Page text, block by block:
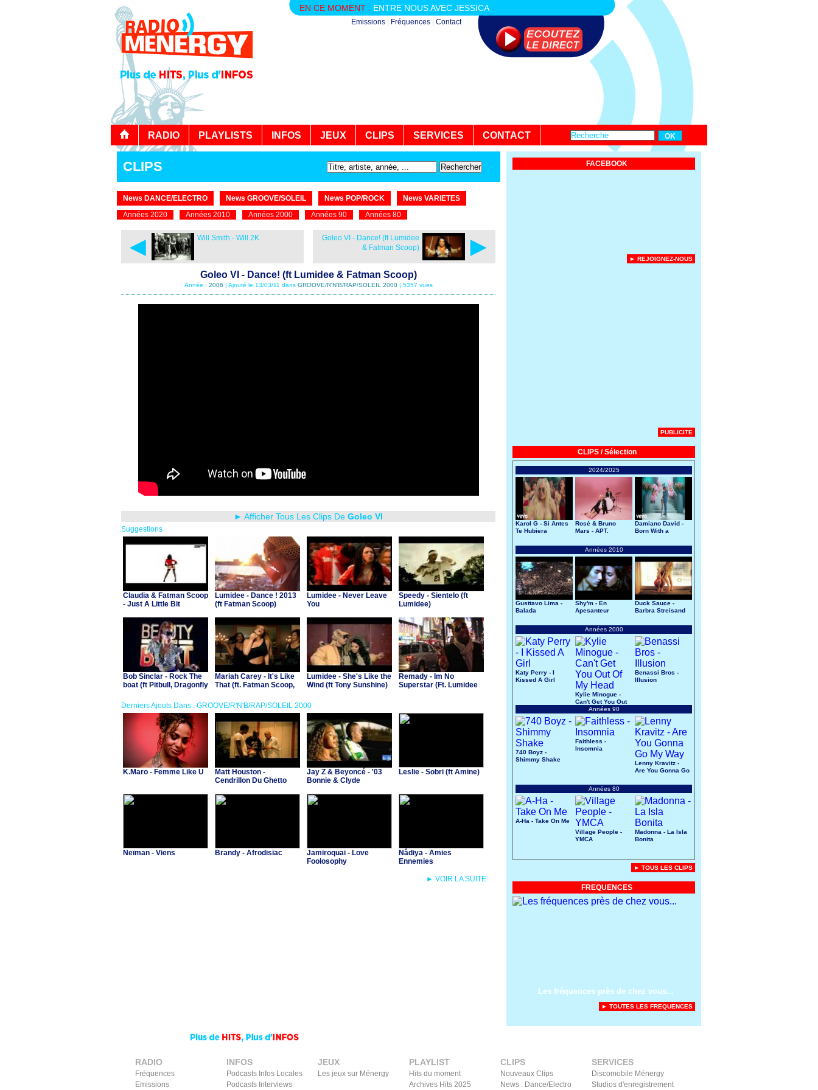
EN CE MOMENT : ENTRE NOUS AVEC JESSICA
Emissions Fréquences Contact
RADIO PLAYLISTS INFOS JEUX CLIPS SERVICES CONTACT
CLIPS
News DANCE/ELECTRO News GROOVE/SOLEIL News POP/ROCK
News VARIETES
Années 2020
Années 2010 Années 2000 Années 90 Années 80
◄ Will Smith - Will 2K ►
Goleo VI - Dance! (ft Lumidee
& Fatman Scoop)
Goleo VI - Dance! (ft Lumidee & Fatman Scoop)
Année : 2006 | Ajouté le 13/03/11 dans GROOVE/R'N'B/RAP/SOLEIL 2000| 5357 vues
► Afficher Tous Les Clips De Goleo VI
Suggestions
Claudia & Fatman Scoop
- Just A Little Bit
Lumidee - Dance ! 2013
(ft Fatman Scoop)
Lumidee - Never Leave
You
Speedy - Sientelo (ft
Lumidee)
Bob Sinclar - Rock The
boat (ft Pitbull, Dragonfly
Mariah Carey - It's Like
That (ft. Fatman Scoop,
Lumidee - She's Like the
Wind (ft Tony Sunshine)
Remady - Im No
Superstar (Ft. Lumidee
Derniers Ajouts Dans : GROOVE/R'N'B/RAP/SOLEIL 2000
K.Maro - Femme Like U
Matt Houston -
Cendrillon Du Ghetto
Jay Z & Beyoncé - '03
Bonnie & Clyde
Leslie - Sobri (ft Amine)
Neïman - Viens Brandy - Afrodisiac
Jamiroquai - Love
Foolosophy
Nâdiya - Amies
Ennemies
► VOIR LA SUITE
FACEBOOK
► REJOIGNEZ-NOUS
PUBLICITE
CLIPS / Sélection
2024/2025
Karol G - Si Antes
Te Hubiera
Rosé & Bruno
Mars - APT.
Damiano David -
Born With a
Années 2010
Gusttavo Lima -
Balada
Shy'm - En
Apesanteur
Duck Sauce -
Barbra Streisand
Années 2000
Katy Perry - I
Kissed A Girl
Kylie Minogue -
Can't Get You Out
Of My Head
Benassi Bros -
Illusion
Années 90
740 Boyz -
Shimmy Shake
Faithless -
Insomnia
Lenny Kravitz -
Are You Gonna Go
Années 80
A-Ha - Take On Me
Village People -
YMCA
Madonna - La Isla
Bonita
► TOUS LES CLIPS
FREQUENCES
Les fréquences près de chez vous...
► TOUTES LES FREQUENCES
RADIO
Fréquences
Emissions
INFOS
Podcasts Infos Locales
Podcasts Interviews
JEUX
Les jeux sur Ménergy
PLAYLIST
Hits du moment
Archives Hits 2025
CLIPS
Nouveaux Clips
News : Dance/Electro
SERVICES
Discomobile Ménergy
Studios d'enregistrement